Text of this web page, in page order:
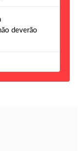
deverão